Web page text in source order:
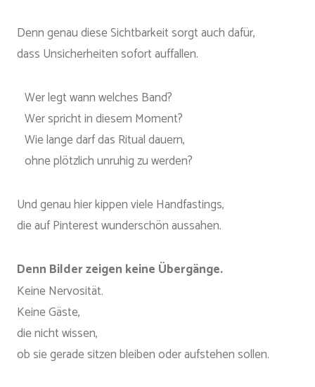
Denn genau diese Sichtbarkeit sorgt auch dafür,
dass Unsicherheiten sofort auffallen.
Wer legt wann welches Band?
Wer spricht in diesem Moment?
Wie lange darf das Ritual dauern,
ohne plötzlich unruhig zu werden?
Und genau hier kippen viele Handfastings,
die auf Pinterest wunderschön aussahen.
Denn Bilder zeigen keine Übergänge.
Keine Nervosität.
Keine Gäste,
die nicht wissen,
ob sie gerade sitzen bleiben oder aufstehen sollen.